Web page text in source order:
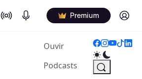
On Air Podcasts Premium Log in
Ouvir(current)
Podcasts